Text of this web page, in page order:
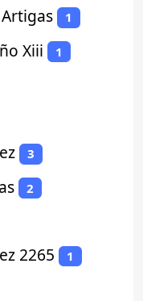
1
Xiii 1
3
2
2265 1